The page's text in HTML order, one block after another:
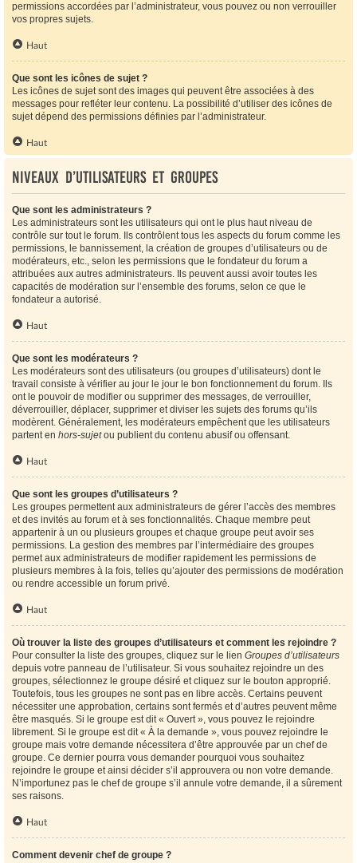
permissions accordées par l’administrateur, vous pouvez ou non verrouiller
vos propres sujets.
Haut
Que sont les icônes de sujet ?
Les icônes de sujet sont des images qui peuvent être associées à des
messages pour refléter leur contenu. La possibilité d’utiliser des icônes de
sujet dépend des permissions définies par l’administrateur.
Haut
Niveaux d’utilisateurs et groupes
Que sont les administrateurs ?
Les administrateurs sont les utilisateurs qui ont le plus haut niveau de
contrôle sur tout le forum. Ils contrôlent tous les aspects du forum comme les
permissions, le bannissement, la création de groupes d’utilisateurs ou de
modérateurs, etc., selon les permissions que le fondateur du forum a
attribuées aux autres administrateurs. Ils peuvent aussi avoir toutes les
capacités de modération sur l’ensemble des forums, selon ce que le
fondateur a autorisé.
Haut
Que sont les modérateurs ?
Les modérateurs sont des utilisateurs (ou groupes d’utilisateurs) dont le
travail consiste à vérifier au jour le jour le bon fonctionnement du forum. Ils
ont le pouvoir de modifier ou supprimer des messages, de verrouiller,
déverrouiller, déplacer, supprimer et diviser les sujets des forums qu’ils
modèrent. Généralement, les modérateurs empêchent que les utilisateurs
partent en hors-sujetou publient du contenu abusif ou offensant.
Haut
Que sont les groupes d’utilisateurs ?
Les groupes permettent aux administrateurs de gérer l’accès des membres
et des invités au forum et à ses fonctionnalités. Chaque membre peut
appartenir à un ou plusieurs groupes et chaque groupe peut avoir ses
permissions. La gestion des membres par l’intermédiaire des groupes
permet aux administrateurs de modifier rapidement les permissions de
plusieurs membres à la fois, telles qu’ajouter des permissions de modération
ou rendre accessible un forum privé.
Haut
Où trouver la liste des groupes d’utilisateurs et comment les rejoindre ?
Pour consulter la liste des groupes, cliquez sur le lien Groupes d’utilisateurs
depuis votre panneau de l’utilisateur. Si vous souhaitez rejoindre un des
groupes, sélectionnez le groupe désiré et cliquez sur le bouton approprié.
Toutefois, tous les groupes ne sont pas en libre accès. Certains peuvent
nécessiter une approbation, certains sont fermés et d’autres peuvent même
être masqués. Si le groupe est dit « Ouvert », vous pouvez le rejoindre
librement. Si le groupe est dit « À la demande », vous pouvez rejoindre le
groupe mais votre demande nécessitera d’être approuvée par un chef de
groupe. Ce dernier pourra vous demander pourquoi vous souhaitez
rejoindre le groupe et ainsi décider s’il approuvera ou non votre demande.
N’importunez pas le chef de groupe s’il annule votre demande, il a sûrement
ses raisons.
Haut
Comment devenir chef de groupe ?